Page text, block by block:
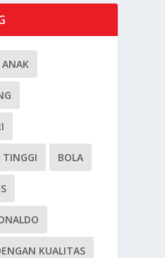
ANAK
TINGGI BOLA
KUALITAS